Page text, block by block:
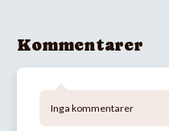
Kommentarer
Inga kommentarer